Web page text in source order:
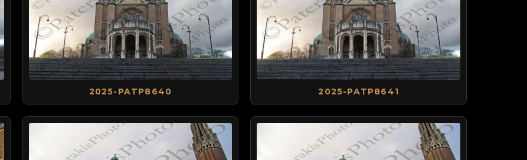
2025-PATP8640 2025-PATP8641